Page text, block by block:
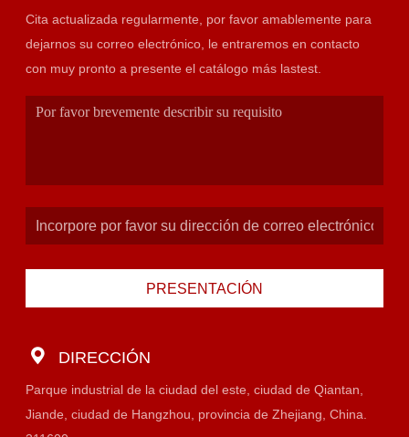
Cita actualizada regularmente, por favor amablemente para
dejarnos su correo electrónico, le entraremos en contacto
con muy pronto a presente el catálogo más lastest.
PRESENTACIÓN
DIRECCIÓN
Parque industrial de la ciudad del este, ciudad de Qiantan,
Jiande, ciudad de Hangzhou, provincia de Zhejiang, China.